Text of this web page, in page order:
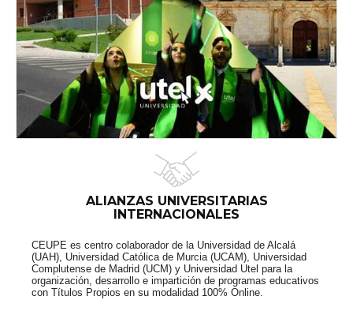
ALIANZAS UNIVERSITARIAS
INTERNACIONALES
CEUPE es centro colaborador de la Universidad de Alcalá
(UAH), Universidad Católica de Murcia (UCAM), Universidad
Complutense de Madrid (UCM) y Universidad Utel para la
organización, desarrollo e impartición de programas educativos
con Títulos Propios en su modalidad 100% Online.